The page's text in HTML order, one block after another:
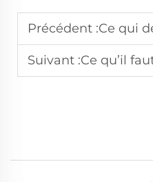
Précédent :Ce qui définit les
Suivant :Ce qu’il faut savoir sur